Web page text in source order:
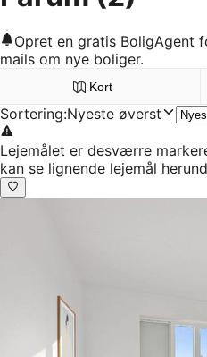
Opret en gratis BoligAgent
mails om nye boliger.
Kort
Sortering:Nyeste øverst
Lejemålet er desværre
kan se lignende lejemål